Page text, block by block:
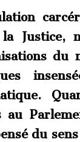
du
au
du